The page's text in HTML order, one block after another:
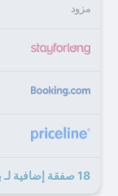
مزود
18 صفقة إضافية لـ بايبيلو توينتي